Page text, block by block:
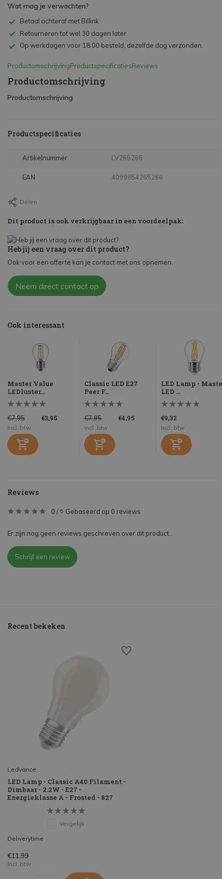
Wat mag je verwachten?
Betaal achteraf met Billink
Retourneren tot wel 30 dagen later
Op werkdagen voor 18:00 besteld, dezelfde dag verzonden.
ProductomschrijvingProductspecificatiesReviews
Productomschrijving
Productomschrijving
Productspecificaties
Artikelnummer LV265266
EAN 4099854265266
Delen
Dit product is ook verkrijgbaar in een voordeelpak:
Heb jij een vraag over dit product?
Ook voor een offerte kan je contact met ons opnemen.
Neem direct contact op
Ook interessant
Master Value
LEDluster...
€7,95 €3,95
Incl. btw
Classic LED E27
Peer F...
€7,95 €4,95
Incl. btw
LED Lamp -
LED ...
€9,32
Incl. btw
Reviews
0 / 5 Gebaseerd op 0 reviews
Er zijn nog geen reviews geschreven over dit product..
Schrijf een review
Recent bekeken
Ledvance
LED Lamp - Classic A40 Filament -
Dimbaar - 2.2W - E27 -
Energieklasse A - Frosted - 827
Vergelijk
Deliverytime
€11,99
Incl. btw